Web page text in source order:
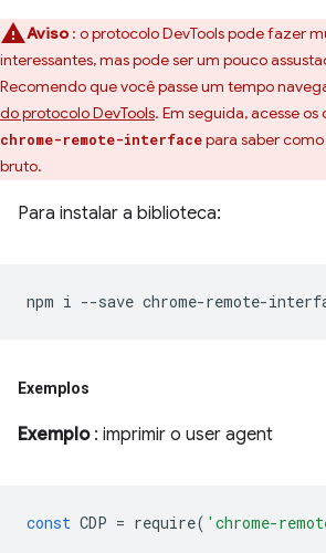
Aviso : o protocolo DevTools pode fazer
interessantes, mas pode ser um pouco
Recomendo que você passe um tempo
do protocolo DevTools. Em seguida, acesse
chrome-remote-interfacepara saber
bruto.
Para instalar a biblioteca:
npm i --save
Exemplos
Exemplo: imprimir o user agent
const CDP = require( 'chrome-